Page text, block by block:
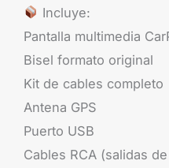
Incluye:
Pantalla multimedia
Bisel formato original
Kit de cables completo
Antena GPS
Puerto USB
Cables RCA (salidas